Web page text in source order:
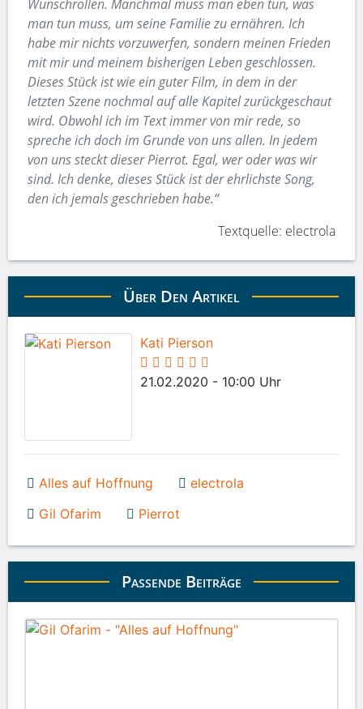
Wunschrollen. Manchmal muss man eben tun, was
man tun muss, um seine Familie zu ernähren. Ich
habe mir nichts vorzuwerfen, sondern meinen Frieden
mit mir und meinem bisherigen Leben geschlossen.
Dieses Stück ist wie ein guter Film, in dem in der
letzten Szene nochmal auf alle Kapitel zurückgeschaut
wird. Obwohl ich im Text immer von mir rede, so
spreche ich doch im Grunde von uns allen. In jedem
von uns steckt dieser Pierrot. Egal, wer oder was wir
sind. Ich denke, dieses Stück ist der ehrlichste Song,
den ich jemals geschrieben habe.“
Textquelle: electrola
Über Den Artikel
Kati Pierson
21.02.2020 - 10:00 Uhr
Alles auf Hoffnung
electrola
Gil Ofarim
Pierrot
Passende Beiträge